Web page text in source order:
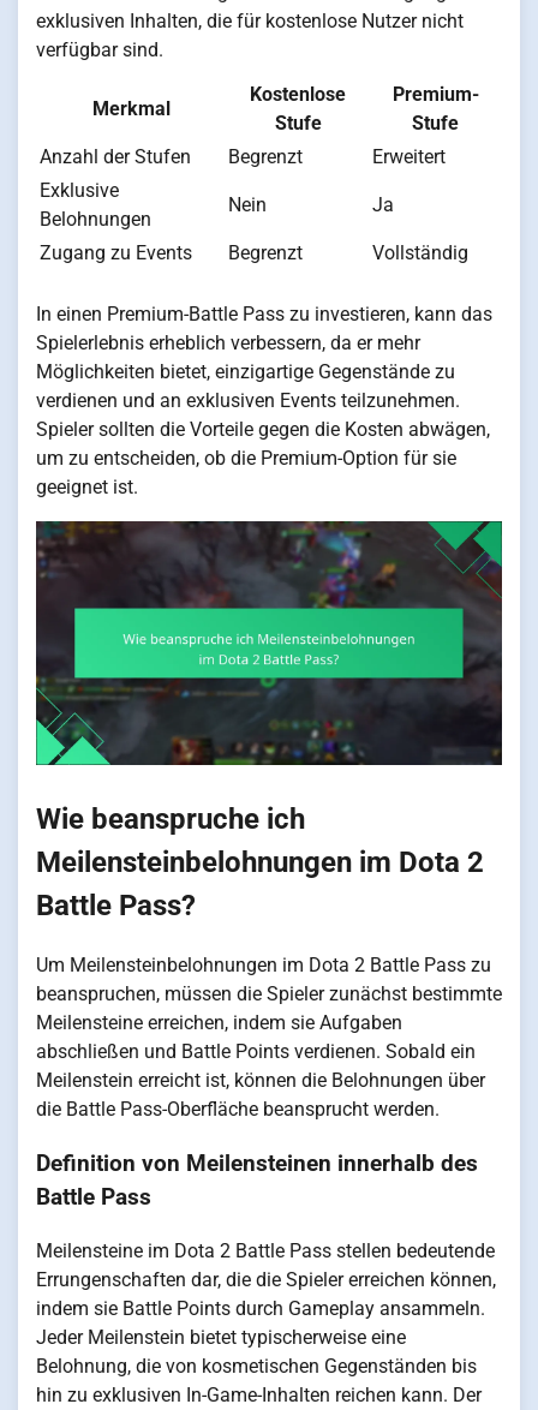
exklusiven Inhalten, die für kostenlose Nutzer nicht
verfügbar sind.
Merkmal
Kostenlose
Stufe
Premium-
Stufe
Anzahl der Stufen
Begrenzt
Erweitert
Exklusive
Belohnungen
Nein Ja
Zugang zu Events Begrenzt Vollständig
In einen Premium-Battle Pass zu investieren, kann das
Spielerlebnis erheblich verbessern, da er mehr
Möglichkeiten bietet, einzigartige Gegenstände zu
verdienen und an exklusiven Events teilzunehmen.
Spieler sollten die Vorteile gegen die Kosten abwägen,
um zu entscheiden, ob die Premium-Option für sie
geeignet ist.
Wie beanspruche ich
Meilensteinbelohnungen im Dota 2
Battle Pass?
Um Meilensteinbelohnungen im Dota 2 Battle Pass zu
beanspruchen, müssen die Spieler zunächst bestimmte
Meilensteine erreichen, indem sie Aufgaben
abschließen und Battle Points verdienen. Sobald ein
Meilenstein erreicht ist, können die Belohnungen über
die Battle Pass-Oberfläche beansprucht werden.
Definition von Meilensteinen innerhalb des
Battle Pass
Meilensteine im Dota 2 Battle Pass stellen bedeutende
Errungenschaften dar, die die Spieler erreichen können,
indem sie Battle Points durch Gameplay ansammeln.
Jeder Meilenstein bietet typischerweise eine
Belohnung, die von kosmetischen Gegenständen bis
hin zu exklusiven In-Game-Inhalten reichen kann. Der